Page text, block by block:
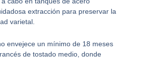
extracción para preservar la
varietal.
envejece un mínimo de 18 meses
de tostado medio, donde